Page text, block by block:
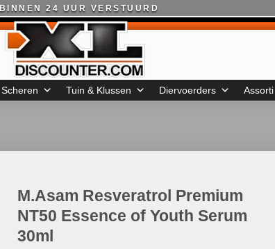
BINNEN 24 UUR VERSTUURD
Scheren Tuin & Klussen Diervoerders Assorti
M.Asam Resveratrol Premium
NT50 Essence of Youth Serum
30ml